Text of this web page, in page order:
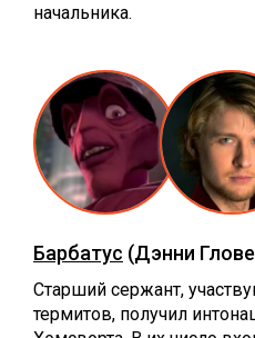
начальника.
Барбатус (Дэнни
Старший сержант,
термитов, получил